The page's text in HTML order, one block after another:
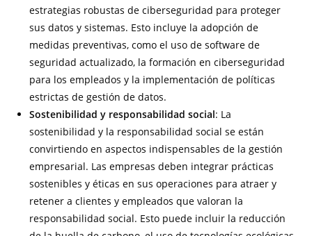
estrategias robustas de ciberseguridad para proteger
sus datos y sistemas. Esto incluye la adopción de
medidas preventivas, como el uso de software de
seguridad actualizado, la formación en ciberseguridad
para los empleados y la implementación de políticas
estrictas de gestión de datos.
Sostenibilidad y responsabilidad social: La
sostenibilidad y la responsabilidad social se están
convirtiendo en aspectos indispensables de la gestión
empresarial. Las empresas deben integrar prácticas
sostenibles y éticas en sus operaciones para atraer y
retener a clientes y empleados que valoran la
responsabilidad social. Esto puede incluir la reducción